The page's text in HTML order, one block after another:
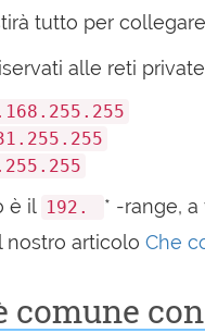
tutto per
alle reti
è il 192. * -range,
nostro articolo Che
è comune